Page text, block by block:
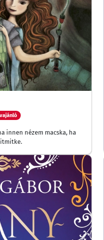
innen nézem macska, ha